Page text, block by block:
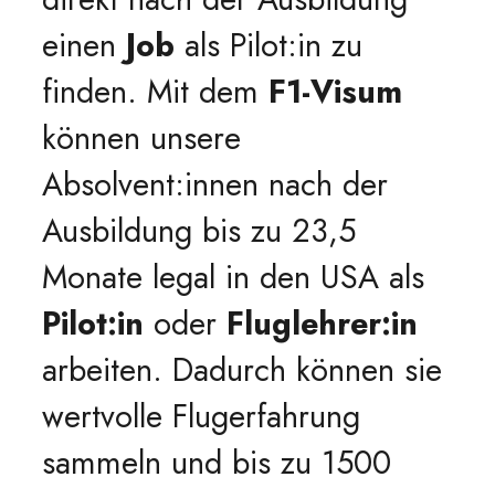
einen Job als Pilot:in zu
finden. Mit dem F1-Visum
können unsere
Absolvent:innen nach der
Ausbildung bis zu 23,5
Monate legal in den USA als
Pilot:in oder Fluglehrer:in
arbeiten. Dadurch können sie
wertvolle Flugerfahrung
sammeln und bis zu 1500